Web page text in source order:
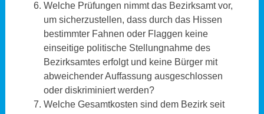
Welche Prüfungen nimmt das Bezirksamt vor,
um sicherzustellen, dass durch das Hissen
bestimmter Fahnen oder Flaggen keine
einseitige politische Stellungnahme des
Bezirksamtes erfolgt und keine Bürger mit
abweichender Auffassung ausgeschlossen
oder diskriminiert werden?
Welche Gesamtkosten sind dem Bezirk seit